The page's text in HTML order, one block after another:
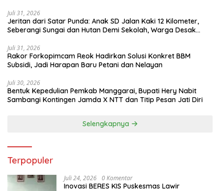
Juli 31, 2026
Jeritan dari Satar Punda: Anak SD Jalan Kaki 12 Kilometer,
Seberangi Sungai dan Hutan Demi Sekolah, Warga Desak
Juli 31, 2026
Rakor Forkopimcam Reok Hadirkan Solusi Konkret BBM
Subsidi, Jadi Harapan Baru Petani dan Nelayan
Juli 30, 2026
Bentuk Kepedulian Pemkab Manggarai, Bupati Hery Nabit
Sambangi Kontingen Jamda X NTT dan Titip Pesan Jati Diri
Selengkapnya
Terpopuler
Juli 24, 2026 0 Komentar
Inovasi BERES KIS Puskesmas Lawir